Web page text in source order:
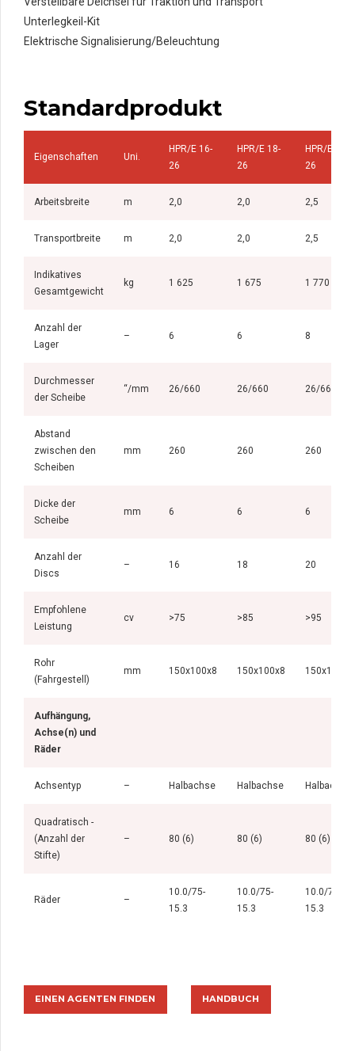
Unterlegkeil-Kit
Elektrische Signalisierung/Beleuchtung
Standardprodukt
Eigenschaften Uni.
HPR/E 16-
26
HPR/E 18-
26
HPR/E 20-
26
Arbeitsbreite m 2,0 2,0 2,5
Transportbreite m 2,0 2,0 2,5
Indikatives
Gesamtgewicht
kg 1 625 1 675 1 770
Anzahl der
Lager
– 6 6 8
Durchmesser
der Scheibe
“/mm 26/660 26/660 26/660
Abstand
zwischen den
Scheiben
mm 260 260 260
Dicke der
Scheibe
mm 6 6 6
Anzahl der
Discs
– 16 18 20
Empfohlene
Leistung
cv >75 >85 >95
Rohr
(Fahrgestell)
mm 150x100x8 150x100x8 150x100x8
Aufhängung,
Achse(n) und
Räder
Achsentyp – Halbachse Halbachse Halbachse
Quadratisch -
(Anzahl der
Stifte)
– 80 (6) 80 (6) 80 (6)
Räder –
10.0/75-
15.3
10.0/75-
15.3
10.0/75-
15.3
EINEN AGENTEN FINDEN HANDBUCH